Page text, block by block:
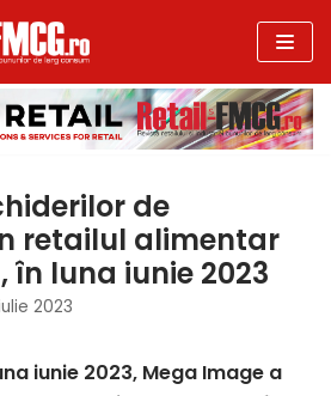
de
retailul alimentar
în luna iunie 2023
2023
iunie 2023, Mega Image a